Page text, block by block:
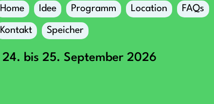
Home Idee Programm Location FAQs
Kontakt Speicher
24. bis 25. September 2026